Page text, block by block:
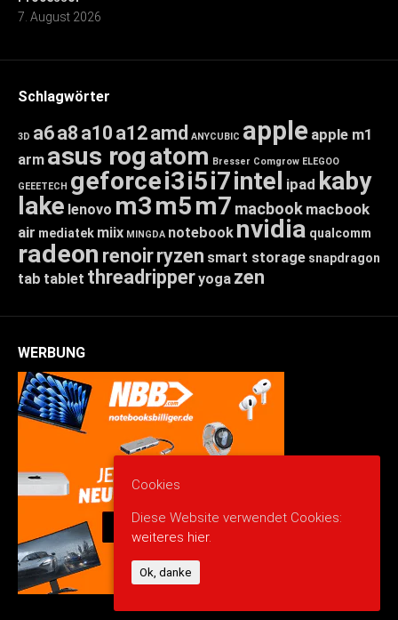
7. August 2026
Schlagwörter
3D a6a8 a10 a12amd ANYCUBIC apple apple m1
arm asus rogatom Bresser Comgrow ELEGOO
GEEETECH geforcei3i5i7intel ipad kaby
lake lenovo m3m5m7 macbook macbook
air mediatek miix MINGDA notebook nvidia qualcomm
radeon renoirryzen smart storage snapdragon
tab tablet threadripperyoga zen
WERBUNG
Cookies
Diese Website verwendet Cookies:
weiteres hier.
Ok, danke